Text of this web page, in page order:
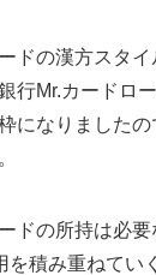
ドの漢方スタ
行Mr.カードロー
になりました
ドの所持は必要
を積み重ねてい